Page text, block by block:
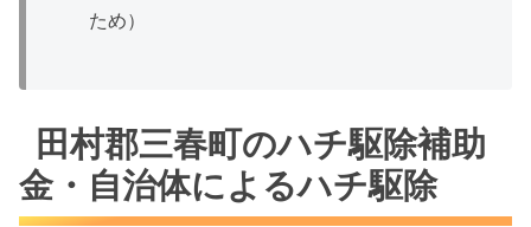
ため）
田村郡三春町のハチ駆除補助
金・自治体によるハチ駆除